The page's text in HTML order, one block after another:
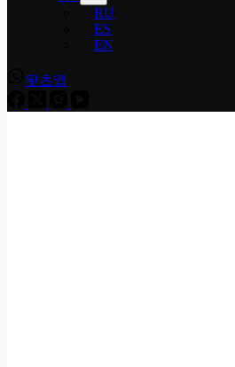
RU
ES
EN
왓츠앱